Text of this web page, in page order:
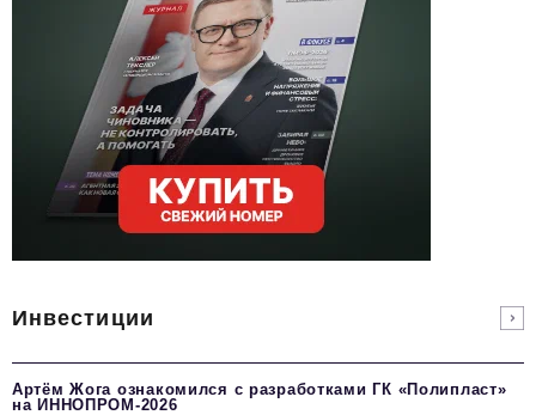
Инвестиции
Артём Жога ознакомился с разработками ГК «Полипласт»
на ИННОПРОМ-2026